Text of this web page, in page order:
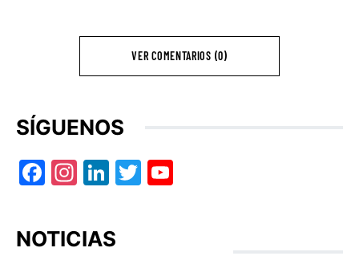
VER COMENTARIOS (0)
SÍGUENOS
Facebook
Instagram
LinkedIn
Twitter
NOTICIAS